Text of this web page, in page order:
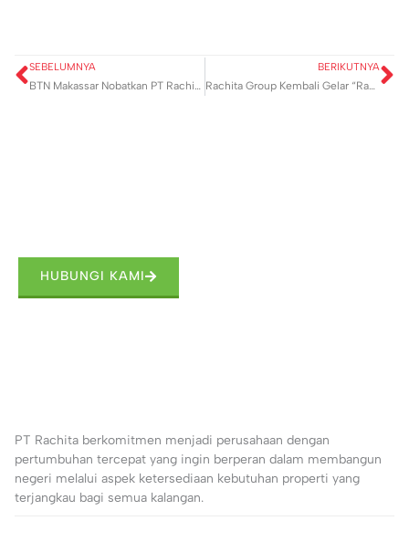
Prev
SEBELUMNYA
BTN Makassar Nobatkan PT Rachita sebagai Developer Subsidi Terbaik
BERIKUTNYA
Rachita Group Kembali Gelar “Rachita Berqurban” di Momen Idul Adha 1447 Hijriah
HUBUNGI KAMI
PT Rachita berkomitmen menjadi perusahaan dengan
pertumbuhan tercepat yang ingin berperan dalam membangun
negeri melalui aspek ketersediaan kebutuhan properti yang
terjangkau bagi semua kalangan.